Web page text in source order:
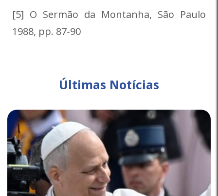
[5] O Sermão da Montanha, São Paulo
1988, pp. 87-90
Últimas Notícias